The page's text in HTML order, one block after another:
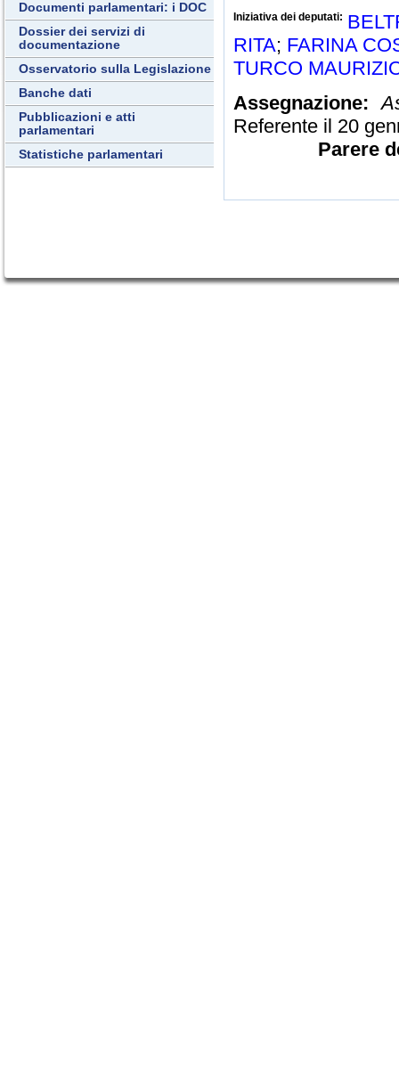
Documenti parlamentari: i DOC
Dossier dei servizi di
documentazione
Osservatorio sulla Legislazione
Banche dati
Pubblicazioni e atti
parlamentari
Statistiche parlamentari
Iniziativa dei deputati:
RITA; FARINA
TURCO
Assegnazione:
Referente il 20
Parere